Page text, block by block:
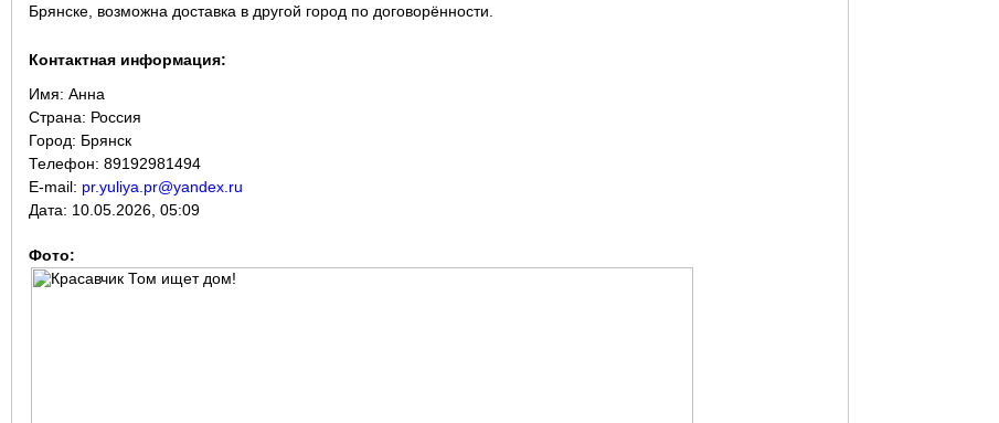
Брянске, возможна доставка в другой город по договорённости.
Контактная информация:
Имя: Анна
Страна: Россия
Город: Брянск
Телефон: 89192981494
E-mail: pr.yuliya.pr@yandex.ru
Дата: 10.05.2026, 05:09
Фото: